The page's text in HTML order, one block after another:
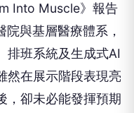
Into Muscle》報告
與基層醫療體系，
排班系統及生成式AI
然在展示階段表現亮
，卻未必能發揮預期